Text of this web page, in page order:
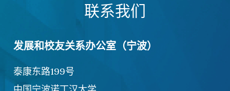
联系我们
发展和校友关系办公室（宁波）
泰康东路199号